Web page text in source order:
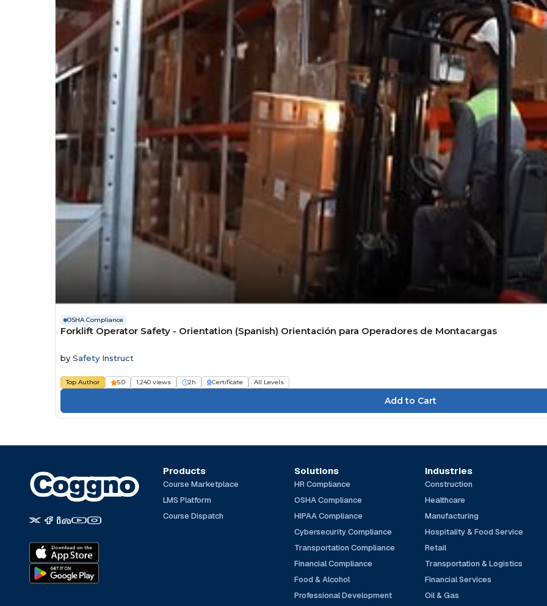
OSHA Compliance
Forklift Operator Safety - Orientation (Spanish) Orientación para Operadores de Montacargas
by Safety Instruct
Top Author 5.0 1,240 views 2h Certificate All Levels
Products
Course Marketplace
LMS Platform
Course Dispatch
Solutions
HR Compliance
OSHA Compliance
HIPAA Compliance
Cybersecurity Compliance
Transportation Compliance
Financial Compliance
Food & Alcohol
Professional Development
Industries
Construction
Healthcare
Manufacturing
Hospitality & Food Service
Retail
Transportation & Logistics
Financial Services
Oil & Gas